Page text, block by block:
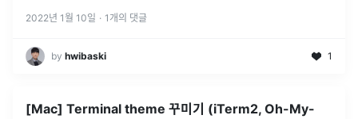
2022년 1월 10일 · 1 개의 댓글
by hwibaski 1
[Mac] Terminal theme 꾸미기 (iTerm2, Oh-My-